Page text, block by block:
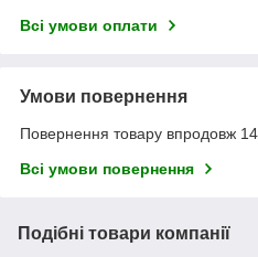
Всі умови оплати
Умови повернення
Повернення товару впродовж
Всі умови повернення
Подібні товари компанії